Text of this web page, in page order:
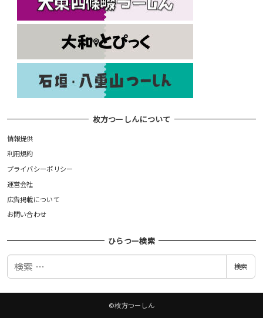
枚方つーしんについて
情報提供
利用規約
プライバシーポリシー
運営会社
広告掲載について
お問い合わせ
ひらつー検索
検
検索
©枚方つーしん